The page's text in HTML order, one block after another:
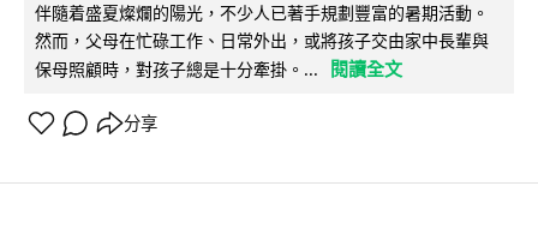
伴隨着盛夏燦爛的陽光，不少人已著手規劃豐富的暑期活動。
然而，父母在忙碌工作、日常外出，或將孩子交由家中長輩與
保母照顧時，對孩子總是十分牽掛。...
閱讀全文
分享